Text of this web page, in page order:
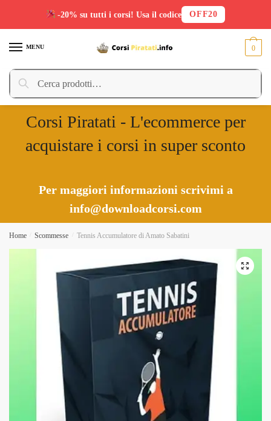
MENU
Cerca:
Cerca
0
Corsi Piratati - L'ecommerce per
acquistare i corsi in super sconto
Per maggiori informazioni scrivimi a
info@downloadcorsi.com
Home Scommesse Tennis Accumulatore di Amato Sabatini
-20% su tutti i corsi! Usa il codice OFF20